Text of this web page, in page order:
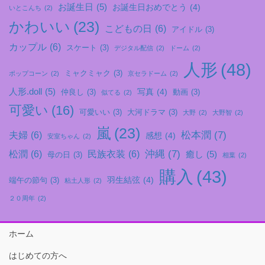
いとこんち (2) お誕生日 (5) お誕生日おめでとう (4)
かわいい (23) こどもの日 (6) アイドル (3)
カップル (6) スケート (3) デジタル配信 (2) ドーム (2)
ポップコーン (2) ミャクミャク (3) 京セラドーム (2) 人形 (48)
人形.doll (5) 仲良し (3) 似てる (2) 写真 (4) 動画 (3)
可愛い (16) 可愛いい (3) 大河ドラマ (3) 大野 (2) 大野智 (2)
夫婦 (6) 安室ちゃん (2) 嵐 (23) 感想 (4) 松本潤 (7)
松潤 (6) 母の日 (3) 民族衣装 (6) 沖縄 (7) 癒し (5) 相葉 (2)
端午の節句 (3) 粘土人形 (2) 羽生結弦 (4) 購入 (43)
２０周年 (2)
ホーム
はじめての方へ